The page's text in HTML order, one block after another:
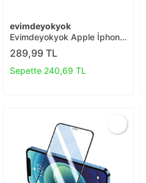
evimdeyokyok
Evimdeyokyok Apple İphone
11 Pro Max Rainbow Kamera
Lens Koruma Cam - Gold
T20
289,99 TL
Sepette 240,69 TL